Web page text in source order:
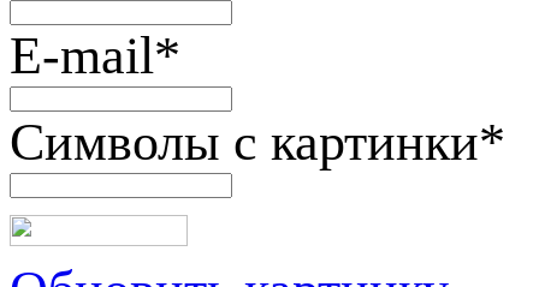
E-mail*
Символы с картинки*